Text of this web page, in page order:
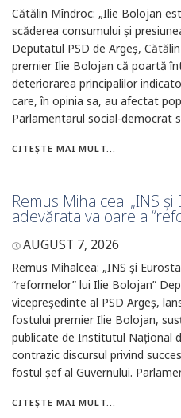
Cătălin Mîndroc: „Ilie Bolojan
scăderea consumului și
Deputatul PSD de Argeș,
premier Ilie Bolojan că poartă
deteriorarea principalilor
care, în opinia sa, au afectat
Parlamentarul social-democrat
CITEȘTE MAI MULT...
Remus Mihalcea: „INS
adevărata valoare a
AUGUST 7, 2026
Remus Mihalcea: „INS și
“reformelor” lui Ilie Bolojan”
vicepreședinte al PSD Argeș,
fostului premier Ilie Bolojan,
publicate de Institutul Național
contrazic discursul privind
fostul șef al Guvernului.
CITEȘTE MAI MULT...